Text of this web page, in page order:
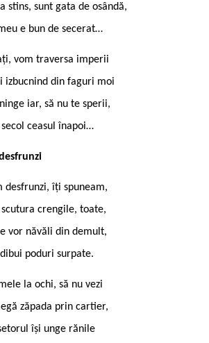
stins, sunt gata de osândă,
e bun de secerat…
vom traversa imperii
izbucnind din faguri moi
iar, să nu te sperii,
secol ceasul înapoi…
desfrunzi, îți spuneam,
scutura crengile, toate,
vor năvăli din demult,
poduri surpate.
la ochi, să nu vezi
zăpada prin cartier,
își unge rănile